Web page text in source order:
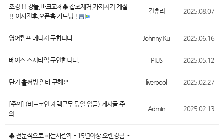
조경 !! 강돌,바크교체♣ 잡초제거,가지치기 계절
!! 이사전후,오픈홈 가드닝 !
컨츄리 2025.08.07
영어캠프 메니저 구합니다 Johnny Ku 2025.06.16
베이스 스시타임 구인합니다. PIUS 2025.05.12
단기 홀써빙 알바 구해요 liverpool 2025.02.27
[주의] (비트코인 재택근무 당일 입금) 게시글 주
의
Admin 2025.02.13
♣ 전문적으로 하는사람께 - 15년이상 오랜경험. -